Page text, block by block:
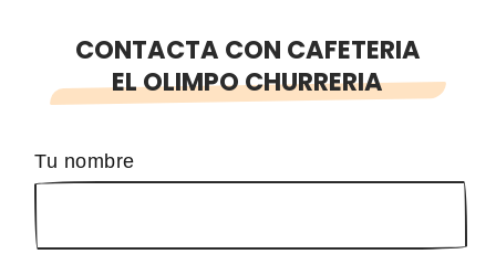
CONTACTA CON CAFETERIA
EL OLIMPO CHURRERIA
Tu nombre